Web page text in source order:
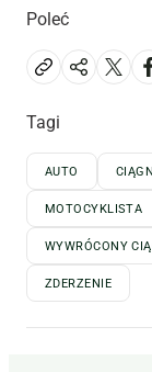
Poleć
Tagi
AUTO
MOTOCYKLISTA
WYWRÓCONY
ZDERZENIE